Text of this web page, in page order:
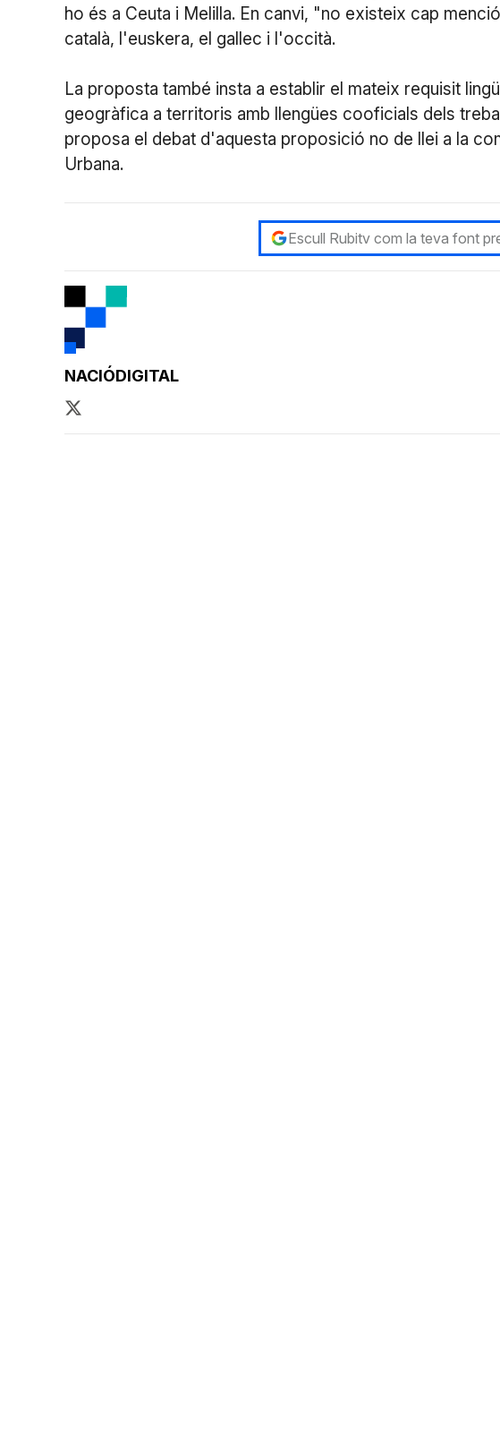
ho és a Ceuta i Melilla. En canvi, "no existeix cap
català, l'euskera, el gallec i l'occità.
La proposta també insta a establir el mateix requisit
geogràfica a territoris amb llengües cooficials dels
proposa el debat d'aquesta proposició no de llei a la
Urbana.
Escull Rubitv com la teva font
NACIÓDIGITAL